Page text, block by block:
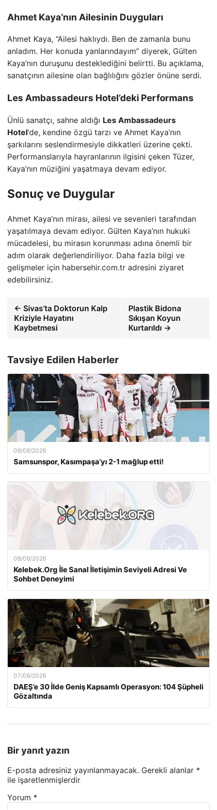
Ahmet Kaya’nın Ailesinin Duyguları
Ahmet Kaya, “Ailesi haklıydı. Ben de zamanla bunu
anladım. Her konuda yanlarındayım” diyerek, Gülten
Kaya’nın duruşunu desteklediğini belirtti. Bu açıklama,
sanatçının ailesine olan bağlılığını gözler önüne serdi.
Les Ambassadeurs Hotel’deki Performans
Ünlü sanatçı, sahne aldığı Les Ambassadeurs
Hotel‘de, kendine özgü tarzı ve Ahmet Kaya’nın
şarkılarını seslendirmesiyle dikkatleri üzerine çekti.
Performanslarıyla hayranlarının ilgisini çeken Tüzer,
Kaya’nın müziğini yaşatmaya devam ediyor.
Sonuç ve Duygular
Ahmet Kaya’nın mirası, ailesi ve sevenleri tarafından
yaşatılmaya devam ediyor. Gülten Kaya’nın hukuki
mücadelesi, bu mirasın korunması adına önemli bir
adım olarak değerlendiriliyor. Daha fazla bilgi ve
gelişmeler için habersehir.com.tr adresini ziyaret
edebilirsiniz.
← Sivas’ta Doktorun Kalp
Kriziyle Hayatını
Kaybetmesi
Plastik Bidona
Sıkışan Koyun
Kurtarıldı →
Tavsiye Edilen Haberler
08/08/2026
Samsunspor, Kasımpaşa’yı 2-1 mağlup etti!
08/08/2026
Kelebek.Org İle Sanal İletişimin Seviyeli Adresi Ve
Sohbet Deneyimi
07/08/2026
DAEŞ’e 30 İlde Geniş Kapsamlı Operasyon: 104 Şüpheli
Gözaltında
Bir yanıt yazın
E-posta adresiniz yayınlanmayacak. Gerekli alanlar *
ile işaretlenmişlerdir
Yorum *